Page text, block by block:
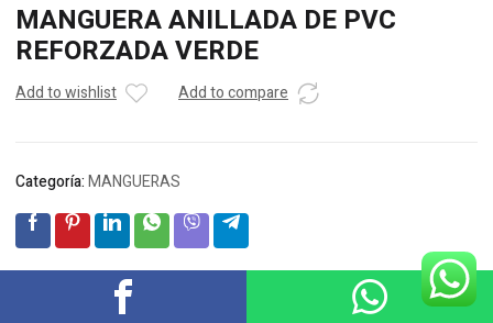
MANGUERA ANILLADA DE PVC
REFORZADA VERDE
Add to wishlist Add to compare
Categoría:MANGUERAS
Descripción